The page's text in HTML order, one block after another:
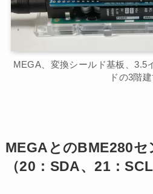
MEGA、変換シールド基板、3.5
ドの3階建
MEGAとのBME280セ
（20：SDA、21：SCL